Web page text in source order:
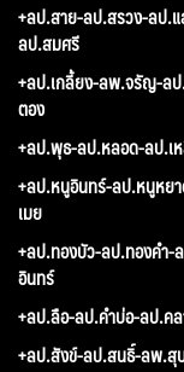
+ลป.สาย-ลป.สรวง-ลป.
ลป.สมศรี
+ลป.เกลี้ยง-ลพ.จรัญ-ล
ตอง
+ลป.พุธ-ลป.หลอด-ลป.เ
+ลป.หนูอินทร์-ลป.หนูหย
เมย
+ลป.ทองบัว-ลป.ทองคำ-
อินทร์
+ลป.ลือ-ลป.คำบ่อ-ลป.ค
+ลป.สังข์-ลป.สนธิ์-ลพ.